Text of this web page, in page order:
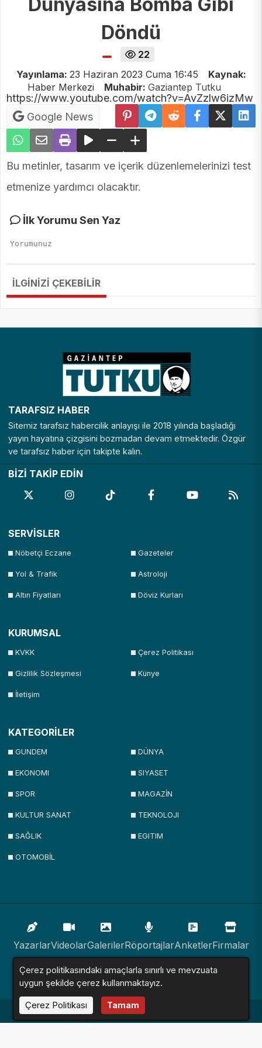
Döndü
22
Yayınlama: 23 Haziran 2023 Cuma 16:45
Kaynak:
Haber Merkezi
Muhabir: Gaziantep Tutku
https://www.youtube.com/watch?v=AvZzlw6izMw
Google News
Bu metinler, tasarım ve içerik düzenlemelerinizi test
etmenize yardımcı olacaktır.
İlk Yorumu Sen Yaz
İLGİNİZİ ÇEKEBİLİR
TARAFSIZ HABER
Sitemiz tarafsız habercilik anlayışı ile 2018 yılında başladığı
yayın hayatına çizgisini bozmadan devam etmektedir. Özgür
ve tarafsız haber için takipte kalın.
BİZİ TAKİP EDİN
SERVİSLER
Nöbetçi Eczane Gazeteler
Yol & Trafik Astroloji
Altın Fiyatları Döviz Kurları
KURUMSAL
KVKK Çerez Politikası
Gizlilik Sözleşmesi Künye
İletişim
KATEGORİLER
GUNDEM DÜNYA
EKONOMI SIYASET
SPOR MAGAZİN
KULTUR SANAT TEKNOLOJI
SAĞLIK EGITIM
OTOMOBİL
YazarlarVideolarGalerilerRöportajlarAnketlerFirmalar
İlanlarResmi İlanlarSitemap
Haber Sitesi © 2016 - 2024. Tüm Hakları Saklıdır.
Çerez politikasındaki amaçlarla sınırlı ve mevzuata
uygun şekilde çerez kullanmaktayız.
Çerez Politikası
Tamam